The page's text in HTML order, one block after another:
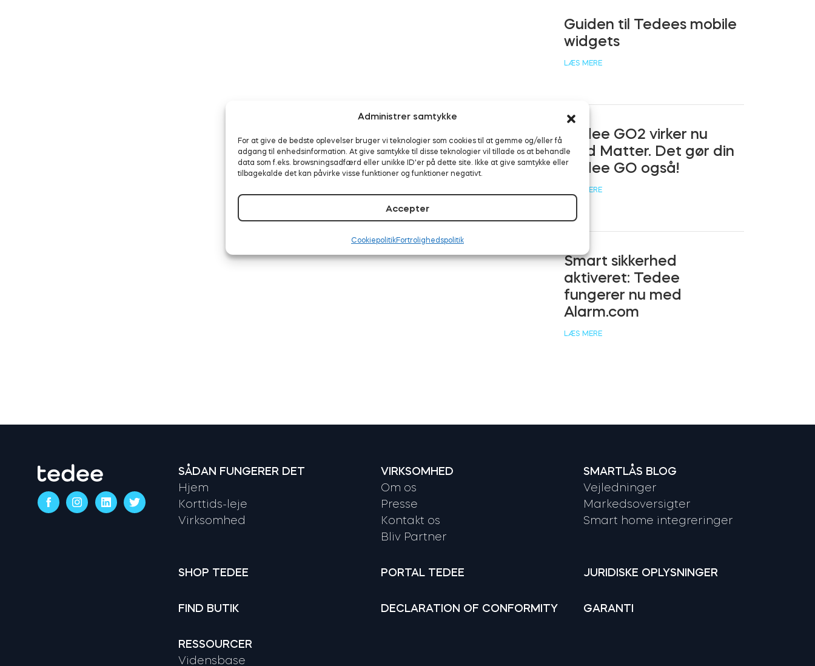
Administrer samtykke
For at give de bedste oplevelser bruger vi teknologier som cookies til at gemme og/eller få
adgang til enhedsinformation. At give samtykke til disse teknologier vil tillade os at behandle
data som f.eks. browsningsadfærd eller unikke ID'er på dette site. Ikke at give samtykke eller
tilbagekalde det kan påvirke visse funktioner og funktioner negativt.
Accepter
CookiepolitikFortrolighedspolitik
Guiden til Tedees mobile
widgets
LÆS MERE
Tedee GO2 virker nu
med Matter. Det gør din
Tedee GO også!
LÆS MERE
Smart sikkerhed
aktiveret: Tedee
fungerer nu med
Alarm.com
LÆS MERE
SÅDAN FUNGERER DET
Hjem
Korttids-leje
Virksomhed
VIRKSOMHED
Om os
Presse
Kontakt os
Bliv Partner
SMARTLÅS BLOG
Vejledninger
Markedsoversigter
Smart home integreringer
SHOP TEDEE PORTAL TEDEE JURIDISKE OPLYSNINGER
FIND BUTIK DECLARATION OF CONFORMITY GARANTI
RESSOURCER
Vidensbase